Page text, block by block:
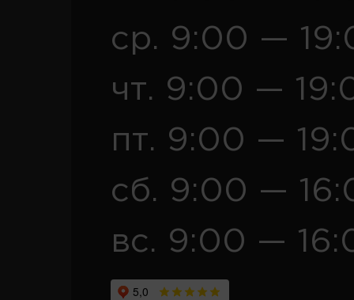
ср. 9:00 —
чт. 9:00 —
пт. 9:00 —
сб. 9:00 —
вс. 9:00 —